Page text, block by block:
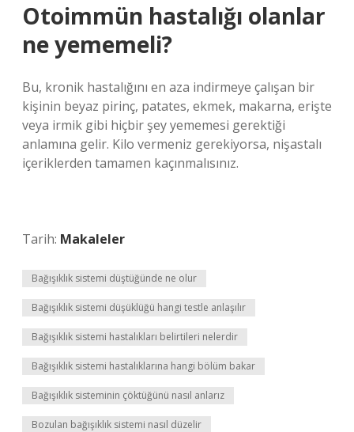
Otoimmün hastalığı olanlar
ne yememeli?
Bu, kronik hastalığını en aza indirmeye çalışan bir
kişinin beyaz pirinç, patates, ekmek, makarna, erişte
veya irmik gibi hiçbir şey yememesi gerektiği
anlamına gelir. Kilo vermeniz gerekiyorsa, nişastalı
içeriklerden tamamen kaçınmalısınız.
Tarih: Makaleler
Bağışıklık sistemi düştüğünde ne olur
Bağışıklık sistemi düşüklüğü hangi testle anlaşılır
Bağışıklık sistemi hastalıkları belirtileri nelerdir
Bağışıklık sistemi hastalıklarına hangi bölüm bakar
Bağışıklık sisteminin çöktüğünü nasıl anlarız
Bozulan bağışıklık sistemi nasıl düzelir